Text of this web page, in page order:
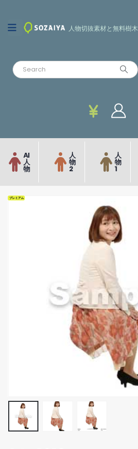
人物切抜素材と無料樹木
AI
人
物
人
物
2
人
物
1
プレミアム